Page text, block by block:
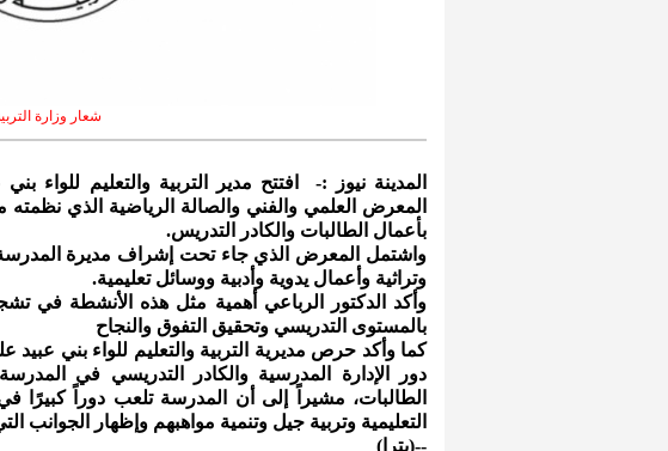
شعار وزارة
المدينة نيوز :- افتتح مدير التربية والتعليم للواء
المعرض العلمي والفني والصالة الرياضية الذي
بأعمال الطالبات والكادر التدريس.
واشتمل المعرض الذي جاء تحت إشراف مديرة
وتراثية وأعمال يدوية وأدبية ووسائل تعليمية.
وأكد الدكتور الرباعي أهمية مثل هذه الأنشطة في
بالمستوى التدريسي وتحقيق التفوق والنجاح
كما وأكد حرص مديرية التربية والتعليم للواء بني
دور الإدارة المدرسية والكادر التدريسي في
الطالبات، مشيراً إلى أن المدرسة تلعب دوراً كبيرًا
التعليمية وتربية جيل وتنمية مواهبهم وإظهار الجوانب
--(بترا)